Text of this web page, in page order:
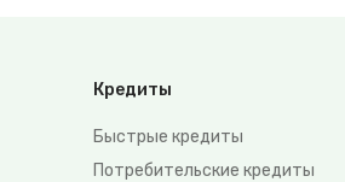
Кредиты
Быстрые кредиты
Потребительские кредиты